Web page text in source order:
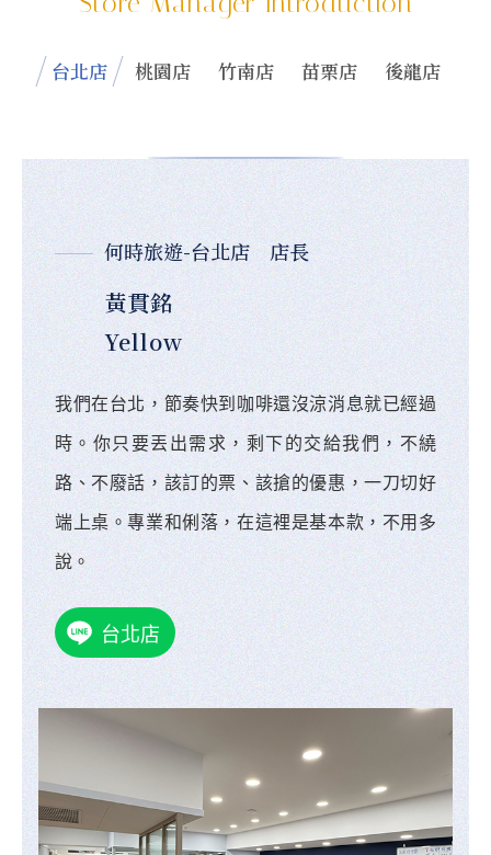
台北店 桃園店 竹南店 苗栗店 後龍店
何時旅遊-台北店 店長
黃貫銘
Yellow
我們在台北，節奏快到咖啡還沒涼消息就已經過
時。你只要丟出需求，剩下的交給我們，不繞
路、不廢話，該訂的票、該搶的優惠，一刀切好
端上桌。專業和俐落，在這裡是基本款，不用多
說。
台北店